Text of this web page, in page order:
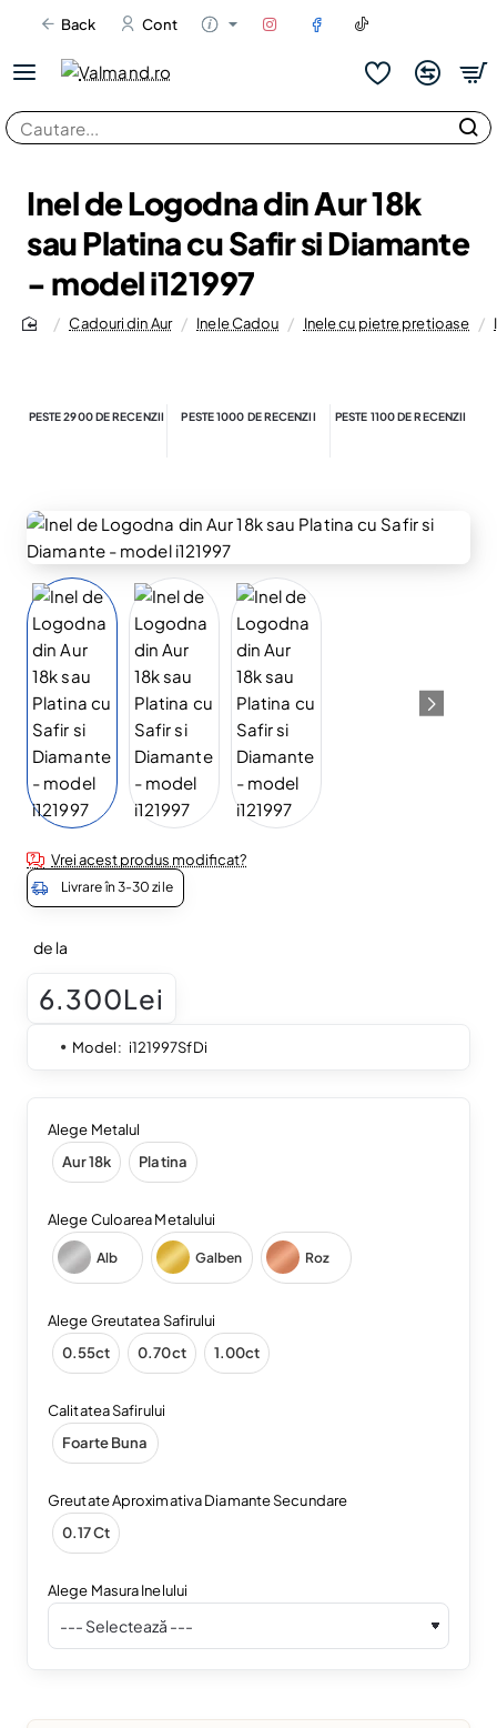
Back Cont
Cautare...
Inel de Logodna din Aur 18k
sau Platina cu Safir si Diamante
- model i121997
Cadouri din Aur Inele Cadou Inele cu pietre pretioase
PESTE 2900 DE RECENZII PESTE 1000 DE RECENZII PESTE 1100 DE RECENZII
Vrei acest produs modificat?
Livrare în 3-30 zile
de la
6.300Lei
Model: i121997SfDi
Alege Metalul
Aur 18k
Platina
Alege Culoarea Metalului
Alb Galben Roz
Alege Greutatea Safirului
0.55ct
0.70ct 1.00ct
Calitatea Safirului
Foarte Buna
Greutate Aproximativa Diamante Secundare
0.17 Ct
Alege Masura Inelului